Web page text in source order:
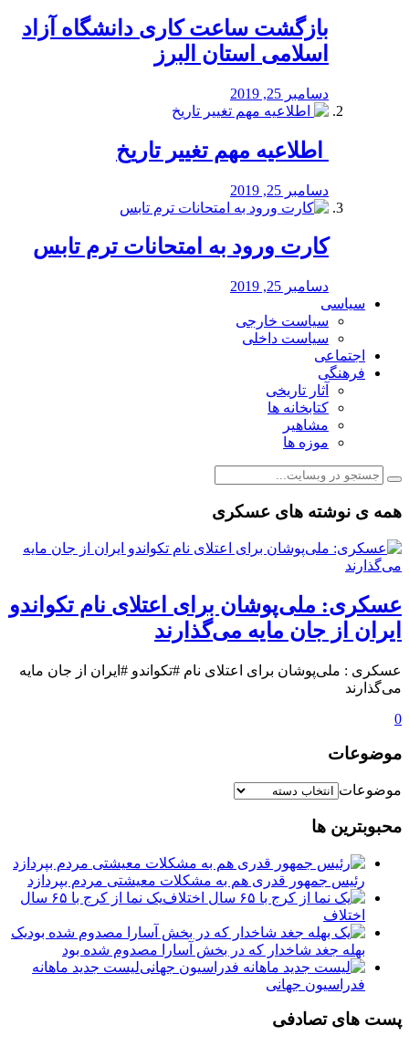
بازگشت ساعت کاری دانشگاه آزاد
اسلامی استان البرز
دسامبر 25, 2019
️ اطلاعیه مهم تغییر تاریخ
دسامبر 25, 2019
کارت ورود به امتحانات ترم تابس
دسامبر 25, 2019
سیاسی
سیاست خارجی
سیاست داخلی
اجتماعی
فرهنگی
آثار تاریخی
کتابخانه ها
مشاهیر
موزه ها
همه ی نوشته های عسکری
عسکری: ملی‌پوشان برای اعتلای نام تکواندو
ایران از جان مایه می‌گذارند
عسکری : ملی‌پوشان برای اعتلای نام #تکواندو #ایران از جان مایه
می‌گذارند
0
موضوعات
موضوعات
محبوبترین ها
رئیس جمهور قدری هم به مشکلات معیشتی مردم بپردازد
یک نما از کرج با ۶۵ سال
اختلاف
یک
بهله جغد شاخدار که در بخش آسارا مصدوم شده بود
لیست جدید ماهانه
فدراسیون جهانی
پست های تصادفی